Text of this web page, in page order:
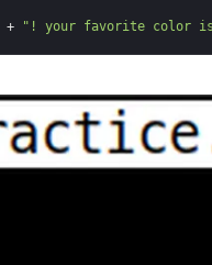
+ "! your favorite color